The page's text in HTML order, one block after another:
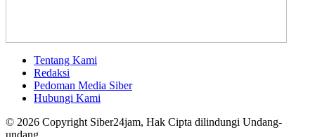
Tentang Kami
Redaksi
Pedoman Media Siber
Hubungi Kami
© 2026 Copyright Siber24jam, Hak Cipta dilindungi Undang-
undang.